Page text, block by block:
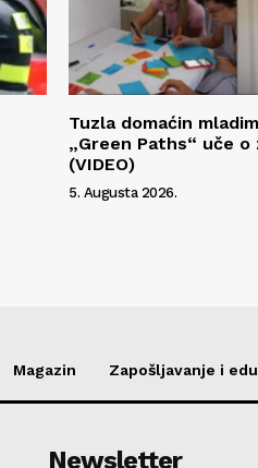
Tuzla domaćin
„Green Paths“ uče
(VIDEO)
5. Augusta 2026.
Magazin Zapošljavanje i
Newsletter